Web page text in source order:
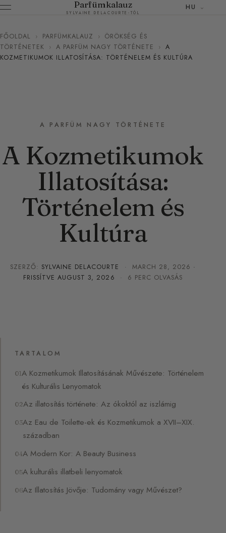
Parfümkalauz
SYLVAINE DELACOURTE-TÓL
HU
FŐOLDAL › PARFÜMKALAUZ › ÖRÖKSÉG ÉS
TÖRTÉNETEK
› A PARFÜM NAGY TÖRTÉNETE › A
KOZMETIKUMOK ILLATOSÍTÁSA: TÖRTÉNELEM ÉS KULTÚRA
A PARFÜM NAGY TÖRTÉNETE
A Kozmetikumok
Illatosítása:
Történelem és
Kultúra
SZERZŐ: SYLVAINE DELACOURTE · MARCH 28, 2026 ·
FRISSÍTVEAUGUST 3, 2026 · 6 PERC OLVASÁS
TARTALOM
A Kozmetikumok Illatosításának Művészete: Történelem
és Kulturális Lenyomatok
Az illatosítás története: Az ókoktól az iszlámig
Az Eau de Toilette-ek és Kozmetikumok a XVII–XIX.
században
A Modern Kor: A Beauty Business
A kulturális illatbeli lenyomatok
Az Illatosítás Jövője: Tudomány vagy Művészet?